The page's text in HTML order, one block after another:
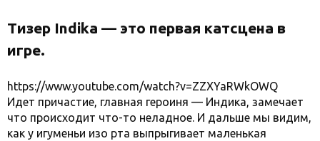
Тизер Indika — это первая катсцена в
игре.
https://www.youtube.com/watch?v=ZZXYaRWkOWQ
Идет причастие, главная героиня — Индика, замечает
что происходит что-то неладное. И дальше мы видим,
как у игуменьи изо рта выпрыгивает маленькая